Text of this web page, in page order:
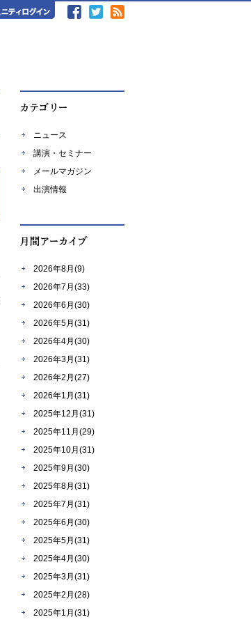
ニュース
講演・セミナー
メールマガジン
出演情報
2026年8月(9)
2026年7月(33)
2026年6月(30)
2026年5月(31)
2026年4月(30)
2026年3月(31)
2026年2月(27)
2026年1月(31)
2025年12月(31)
2025年11月(29)
2025年10月(31)
2025年9月(30)
2025年8月(31)
2025年7月(31)
2025年6月(30)
2025年5月(31)
2025年4月(30)
2025年3月(31)
2025年2月(28)
2025年1月(31)